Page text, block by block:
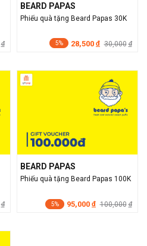
đ
BEARD PAPAS
Phiếu quà tặng Beard Papas 30K
5% 28,500 đ 30,000 đ
đ
BEARD PAPAS
Phiếu quà tặng Beard Papas 100K
5% 95,000 đ 100,000 đ